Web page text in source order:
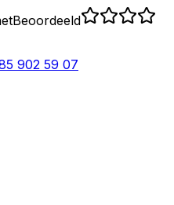
Beoordeeld
902 59 07